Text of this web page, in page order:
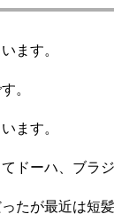
ます。
。
ます。
ドーハ、ブラ
たが最近は短髪